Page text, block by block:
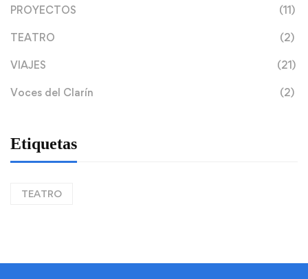
PROYECTOS (11)
TEATRO (2)
VIAJES (21)
Voces del Clarín (2)
Etiquetas
TEATRO